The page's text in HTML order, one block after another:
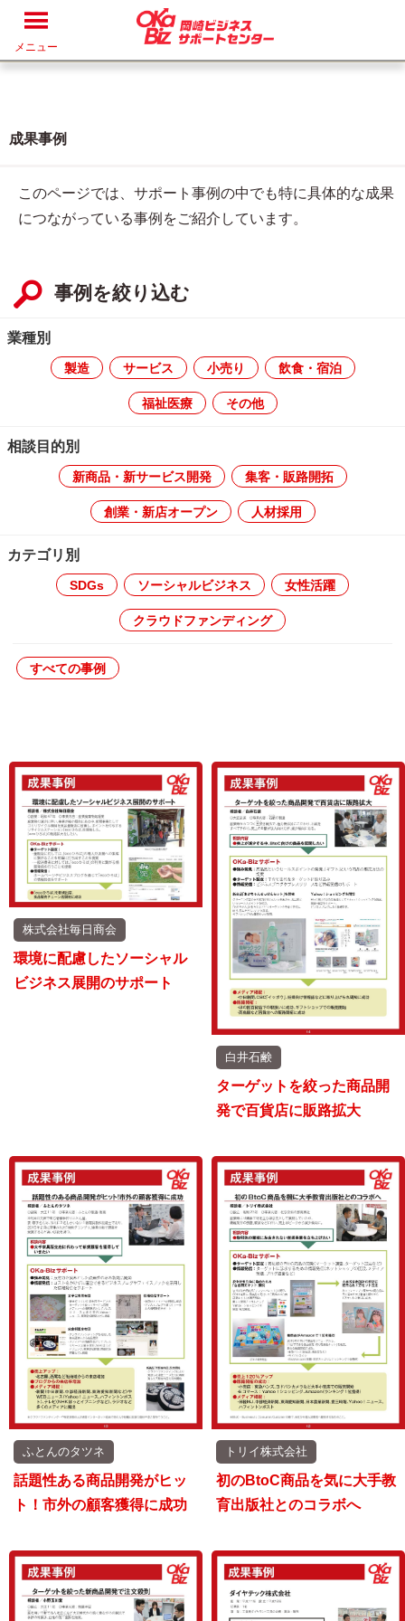
メニュー
成果事例
このページでは、サポート事例の中でも特に具体的な成果
につながっている事例をご紹介しています。
事例を絞り込む
業種別
製造 サービス 小売り 飲食・宿泊
福祉医療 その他
相談目的別
新商品・新サービス開発 集客・販路開拓
創業・新店オープン 人材採用
カテゴリ別
SDGs ソーシャルビジネス 女性活躍
クラウドファンディング
すべての事例
株式会社毎日商会
環境に配慮したソーシャル
ビジネス展開のサポート
白井石鹸
ターゲットを絞った商品開
発で百貨店に販路拡大
ふとんのタツネ
話題性ある商品開発がヒッ
ト！市外の顧客獲得に成功
トリイ株式会社
初のBtoC商品を気に大手教
育出版社とのコラボへ